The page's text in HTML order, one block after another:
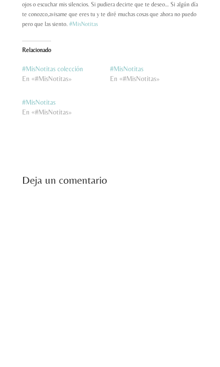
ojos o escuchar mis silencios. Si pudiera decirte que te deseo… Si algún día
te conozco,avisame que eres tu y te diré muchas cosas que ahora no puedo
pero que las siento. #MisNotitas
Relacionado
#MisNotitas colección
En «#MisNotitas»
#MisNotitas
En «#MisNotitas»
#MisNotitas
En «#MisNotitas»
Deja un comentario